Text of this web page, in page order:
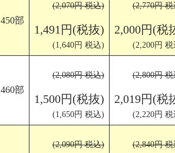
450部
(2,070円 税込)
1,491円(税抜)
(1,640円 税込)
(2,770円
2,000円(税
(2,200円
460部
(2,080円 税込)
1,500円(税抜)
(1,650円 税込)
(2,800円
2,019円(税
(2,220円
(2,090円 税込) (2,840円